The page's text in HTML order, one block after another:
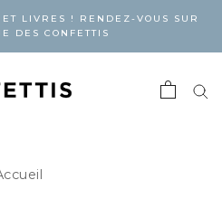
LIVRES ! RENDEZ-VOUS SUR
DES CONFETTIS